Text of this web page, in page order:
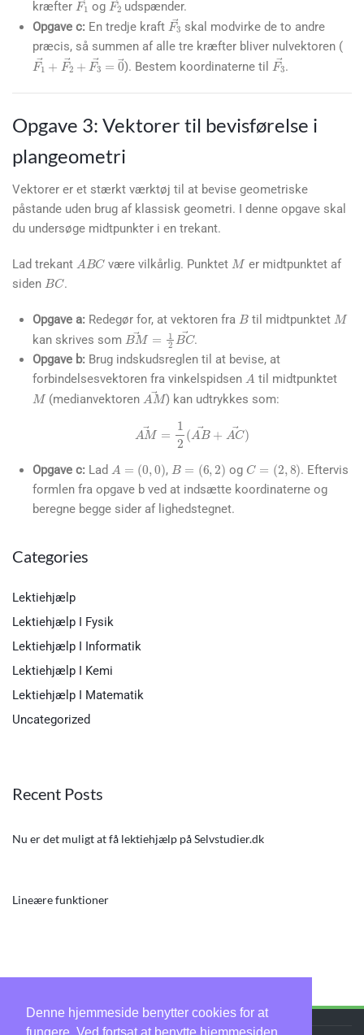
kræfter F1→
og F2→
udspænder.
Opgave c: En tredje kraft F3→
skal modvirke de to andre
præcis, så summen af alle tre kræfter bliver nulvektoren (
F1→+F2→+F3→=0→
). Bestem koordinaterne tilF3.
Opgave 3: Vektorer til bevisførelse i
plangeometri
Vektorer er et stærkt værktøj til at bevise geometriske
påstande uden brug af klassisk geometri. I denne opgave skal
du undersøge midtpunkter i en trekant.
Lad trekant være vilkårlig. Punktet
er midtpunktet af
siden
BC
.
Opgave a: Redegør for, at vektoren fra til midtpunktet
kan skrives som BM→=12.
Opgave b: Brug indskudsreglen til at bevise, at
forbindelsesvektoren fra vinkelspidsen Atil midtpunktet
M
(medianvektorenAM →
) kan udtrykkes som:
Opgave c: Lad A 0 0),B 6 2) ogC 2 8). Eftervis
formlen fra opgave b ved at indsætte koordinaterne og
beregne begge sider af lighedstegnet.
Categories
Lektiehjælp
Lektiehjælp I Fysik
Lektiehjælp I Informatik
Lektiehjælp I Kemi
Lektiehjælp I Matematik
Uncategorized
Recent Posts
Nu er det muligt at få lektiehjælp på Selvstudier.dk
Lineære funktioner
Denne hjemmeside benytter cookies for at